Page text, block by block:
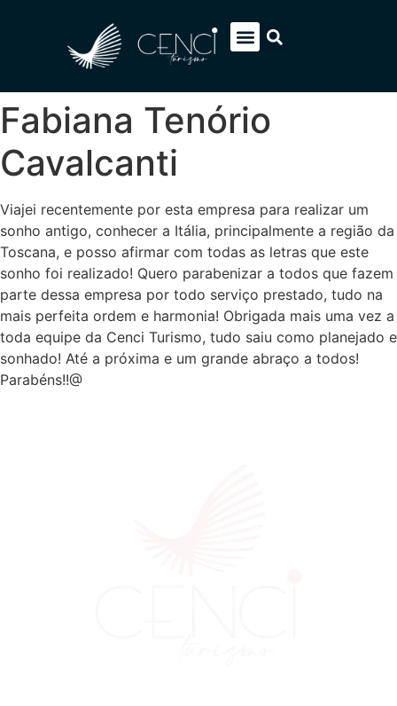
Fabiana Tenório
Cavalcanti
Viajei recentemente por esta empresa para realizar um
sonho antigo, conhecer a Itália, principalmente a região da
Toscana, e posso afirmar com todas as letras que este
sonho foi realizado! Quero parabenizar a todos que fazem
parte dessa empresa por todo serviço prestado, tudo na
mais perfeita ordem e harmonia! Obrigada mais uma vez a
toda equipe da Cenci Turismo, tudo saiu como planejado e
sonhado! Até a próxima e um grande abraço a todos!
Parabéns!!@